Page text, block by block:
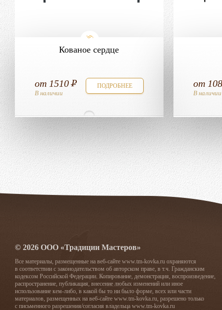
Кованое сердце
от 1510
В наличии
ПОДРОБНЕЕ от
В наличии
© 2026 ООО «Традиции Мастеров»
Все материалы, размещенные на веб-сайте www.tm-kovka.ru охраняются
в соответствии с законодательством об авторском праве, в т.ч. Гражданским
кодексом Российской Федерации. Копирование, демонстрация, воспроизведение,
распространение, публикация, внесение любых изменений или иное
использование кем-либо, в какой бы то ни было форме, всех или части
материалов, размещенных на веб-сайте www.tm-kovka.ru, разрешено только
с письменного разрешения/согласия владельца www.tm-kovka.ru